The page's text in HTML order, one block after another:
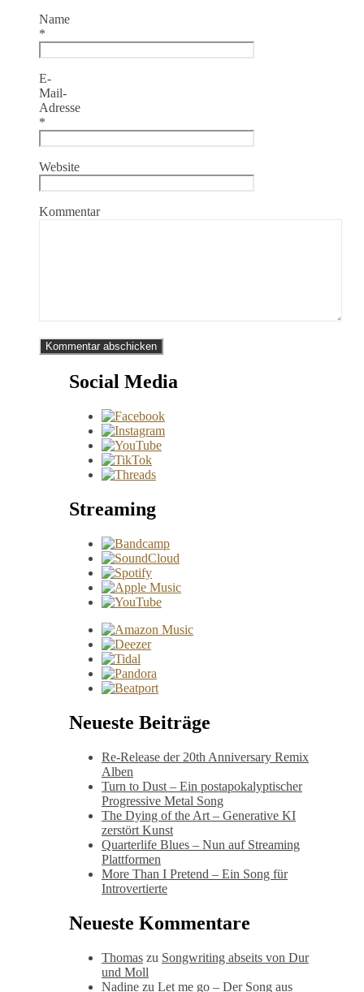
Name
*
E-
Mail-
Adresse
*
Website
Kommentar
Social Media
Streaming
Neueste Beiträge
Re-Release der 20th Anniversary Remix
Alben
Turn to Dust – Ein postapokalyptischer
Progressive Metal Song
The Dying of the Art – Generative KI
zerstört Kunst
Quarterlife Blues – Nun auf Streaming
Plattformen
More Than I Pretend – Ein Song für
Introvertierte
Neueste Kommentare
Thomas zu Songwriting abseits von Dur
und Moll
Nadine zu Let me go – Der Song aus